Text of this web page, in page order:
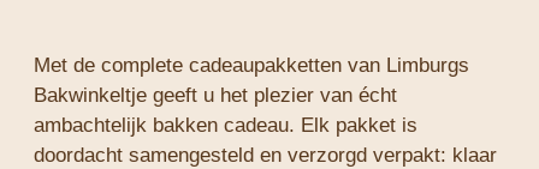
Met de complete cadeaupakketten van Limburgs
Bakwinkeltje geeft u het plezier van écht
ambachtelijk bakken cadeau. Elk pakket is
doordacht samengesteld en verzorgd verpakt: klaar